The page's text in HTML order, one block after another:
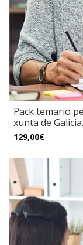
Pack temario
xunta de
129,00€